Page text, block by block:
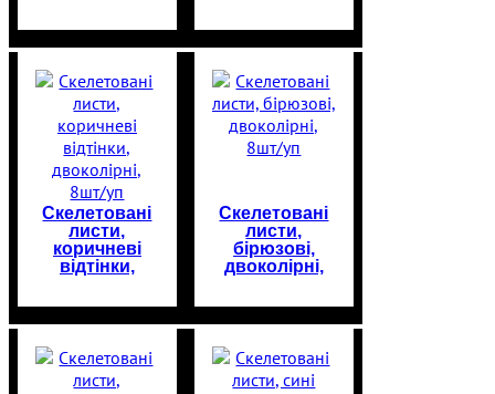
Скелетовані
листи,
коричневі
відтінки,
Скелетовані
листи,
бірюзові,
двоколірні,